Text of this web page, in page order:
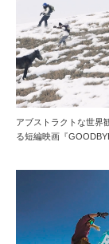
アブストラクトな世界
る短編映画『